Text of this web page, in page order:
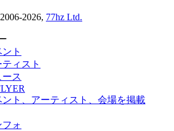
2026, 77hz Ltd.
ト
ティスト
ース
ント、アーティスト、会場を掲載
フォ